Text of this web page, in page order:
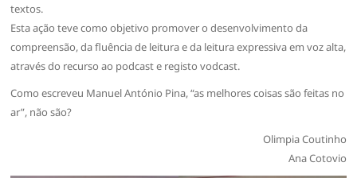
textos.
Esta ação teve como objetivo promover o desenvolvimento da
compreensão, da fluência de leitura e da leitura expressiva em voz alta,
através do recurso ao podcast e registo vodcast.
Como escreveu Manuel António Pina, “as melhores coisas são feitas no
ar”, não são?
Olimpia Coutinho
Ana Cotovio